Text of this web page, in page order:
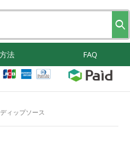
法 FAQ
ディップソース